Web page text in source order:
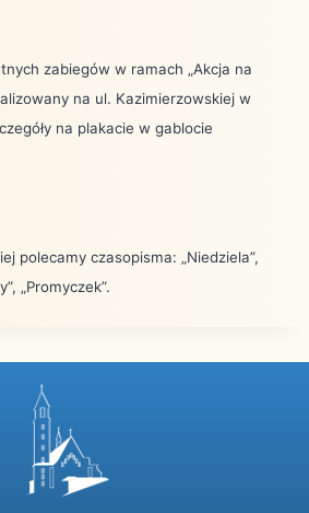
zabiegów w ramach „Akcja na
na ul. Kazimierzowskiej w
na plakacie w gablocie
polecamy czasopisma: „Niedziela”,
„Promyczek”.